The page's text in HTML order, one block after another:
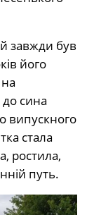
завжди був
його
до сина
випускного
стала
ростила,
путь.